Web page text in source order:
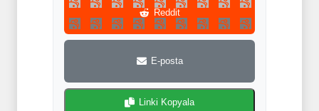
Reddit
E-posta
Linki Kopyala